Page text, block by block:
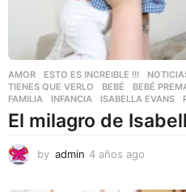
AMOR ,ESTO ES INCREIBLE !!! ,
TIENES QUE VERLO
BEBÉ ,BEBÉ
FAMILIA
,INFANCIA ,ISABELLA EVANS ,
El milagro de
by admin 4 años ago